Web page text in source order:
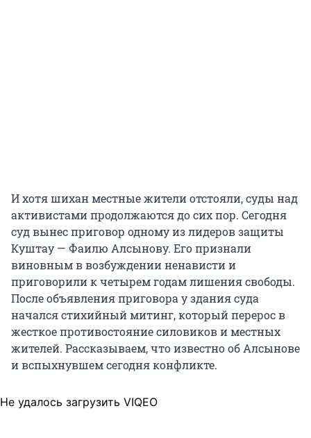
И хотя шихан местные жители отстояли, суды над
активистами продолжаются до сих пор. Сегодня
суд вынес приговор одному из лидеров защиты
Куштау — Фаилю Алсынову. Его признали
виновным в возбуждении ненависти и
приговорили к четырем годам лишения свободы.
После объявления приговора у здания суда
начался стихийный митинг, который перерос в
жесткое противостояние силовиков и местных
жителей. Рассказываем, что известно об Алсынове
и вспыхнувшем сегодня конфликте.
Не удалось загрузить VIQEO